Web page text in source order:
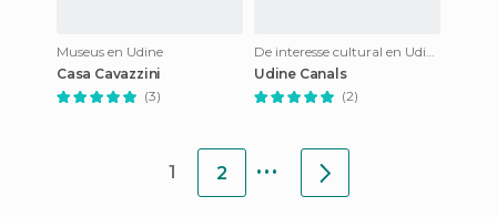
Museus en Udine
Casa Cavazzini
(3)
De interesse cultural en Udine
Udine Canals
(2)
1 2 ...